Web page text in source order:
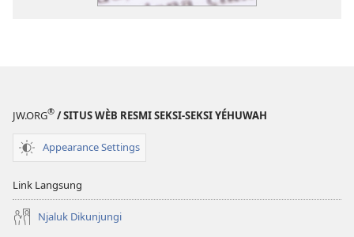
JW.ORG® / SITUS WÈB RESMI SEKSI-SEKSI YÉHUWAH
Appearance Settings
Link Langsung
Njaluk Dikunjungi